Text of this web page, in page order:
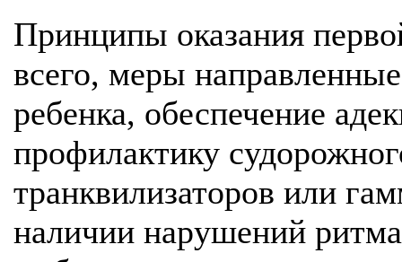
Принципы оказания
всего, меры
ребенка, обеспечение
профилактику
транквилизаторов или
наличии нарушений